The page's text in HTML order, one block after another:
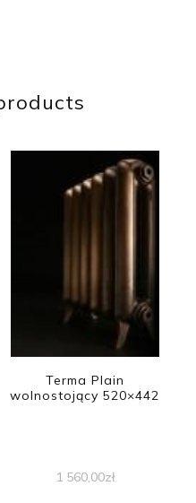
Terma Plain
wolnostojący 520×442
1 560,00zł